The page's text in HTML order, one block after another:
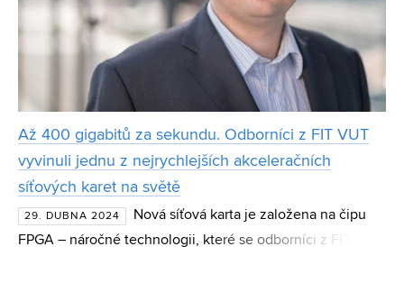
Až 400 gigabitů za sekundu. Odborníci z FIT VUT
vyvinuli jednu z nejrychlejších akceleračních
síťových karet na světě
29. DUBNA 2024
Nová síťová karta je založena na čipu
FPGA – náročné technologii, které se odborníci z FIT VUT